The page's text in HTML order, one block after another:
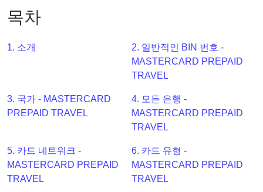
BIN
번
Generator
v2
BIN
CC
목차
1. 소개
2. 일반적인 BIN 번호 -
MASTERCARD PREPAID
TRAVEL
3. 국가 - MASTERCARD
PREPAID TRAVEL
4. 모든 은행 -
MASTERCARD PREPAID
TRAVEL
5. 카드 네트워크 -
MASTERCARD PREPAID
TRAVEL
6. 카드 유형 -
MASTERCARD PREPAID
TRAVEL